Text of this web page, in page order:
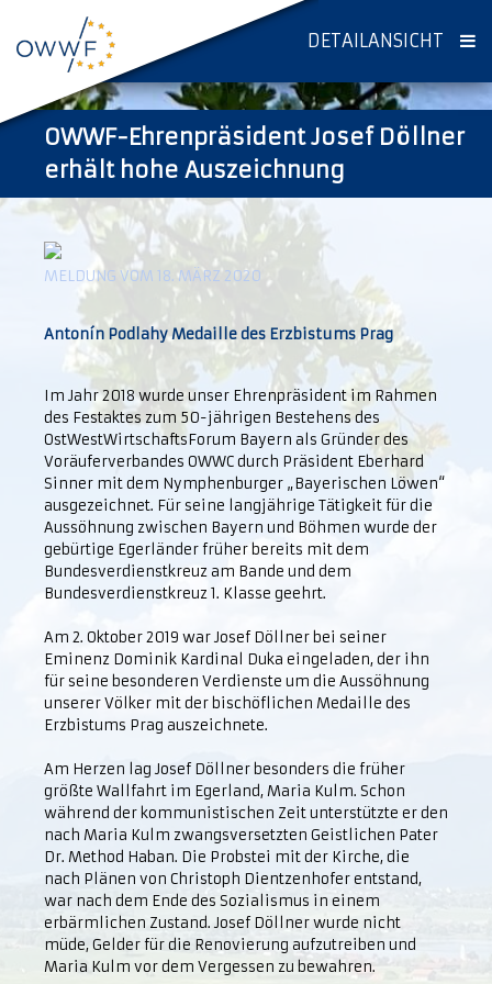
DETAILANSICHT
OWWF-Ehrenpräsident Josef Döllner
erhält hohe Auszeichnung
MELDUNG VOM 18. MÄRZ 2020
Antonín Podlahy Medaille des Erzbistums Prag
Im Jahr 2018 wurde unser Ehrenpräsident im Rahmen
des Festaktes zum 50-jährigen Bestehens des
OstWestWirtschaftsForum Bayern als Gründer des
Voräuferverbandes OWWC durch Präsident Eberhard
Sinner mit dem Nymphenburger „Bayerischen Löwen“
ausgezeichnet. Für seine langjährige Tätigkeit für die
Aussöhnung zwischen Bayern und Böhmen wurde der
gebürtige Egerländer früher bereits mit dem
Bundesverdienstkreuz am Bande und dem
Bundesverdienstkreuz 1. Klasse geehrt.
Am 2. Oktober 2019 war Josef Döllner bei seiner
Eminenz Dominik Kardinal Duka eingeladen, der ihn
für seine besonderen Verdienste um die Aussöhnung
unserer Völker mit der bischöflichen Medaille des
Erzbistums Prag auszeichnete.
Am Herzen lag Josef Döllner besonders die früher
größte Wallfahrt im Egerland, Maria Kulm. Schon
während der kommunistischen Zeit unterstützte er den
nach Maria Kulm zwangsversetzten Geistlichen Pater
Dr. Method Haban. Die Probstei mit der Kirche, die
nach Plänen von Christoph Dientzenhofer entstand,
war nach dem Ende des Sozialismus in einem
erbärmlichen Zustand. Josef Döllner wurde nicht
müde, Gelder für die Renovierung aufzutreiben und
Maria Kulm vor dem Vergessen zu bewahren.